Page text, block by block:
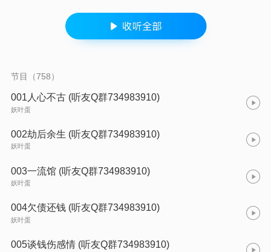
间风气的仙界篇，算是给前面的《半仙》接个后续，故事背景更
接近于黑神话，三部连听更畅快喔~
节目（758）
001人心不古 (听友Q群734983910)
妖叶蛋
002劫后余生 (听友Q群734983910)
妖叶蛋
003一流馆 (听友Q群734983910)
妖叶蛋
004欠债还钱 (听友Q群734983910)
妖叶蛋
005谈钱伤感情 (听友Q群734983910)